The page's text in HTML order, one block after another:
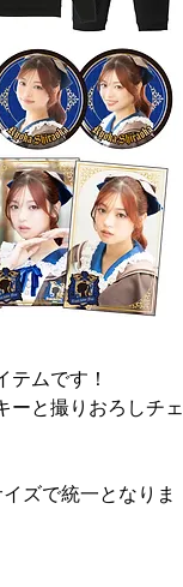
ムです！
ーと撮りおろしチェ
ズで統一となりま